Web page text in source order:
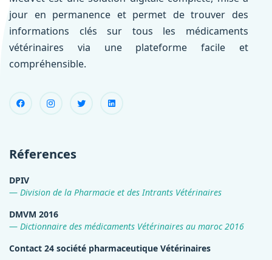
jour en permanence et permet de trouver des
informations clés sur tous les médicaments
vétérinaires via une plateforme facile et
compréhensible.
Réferences
DPIV
Division de la Pharmacie et des Intrants Vétérinaires
DMVM 2016
Dictionnaire des médicaments Vétérinaires au maroc 2016
Contact 24 société pharmaceutique Vétérinaires